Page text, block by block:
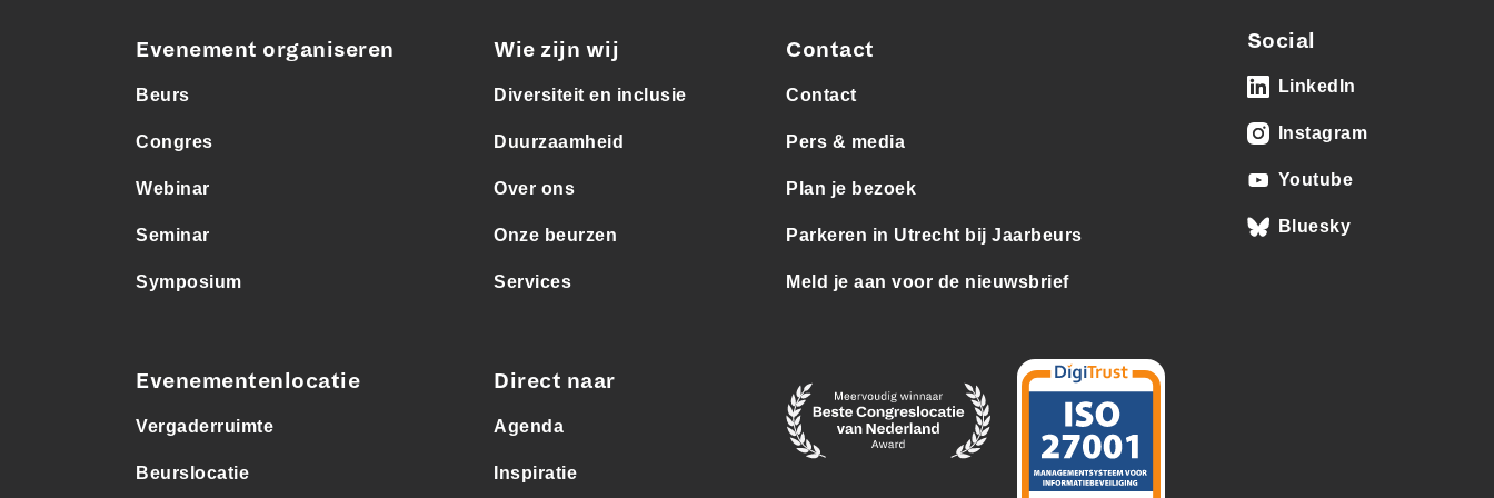
Evenement organiseren
Beurs
Congres
Webinar
Seminar
Symposium
Evenementenlocatie
Vergaderruimte
Beurslocatie
Wie zijn wij
Diversiteit en inclusie
Duurzaamheid
Over ons
Onze beurzen
Services
Direct naar
Agenda
Inspiratie
Contact
Contact
Pers & media
Plan je bezoek
Parkeren in Utrecht bij Jaarbeurs
Meld je aan voor de nieuwsbrief
Social
LinkedIn
Instagram
Youtube
Bluesky